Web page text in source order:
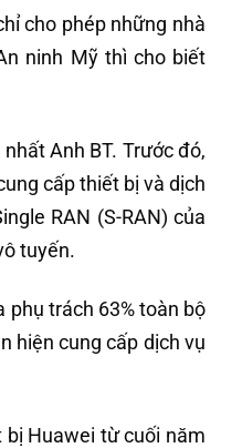
cho phép những nhà
ninh Mỹ thì cho biết
Anh BT. Trước đó,
cấp thiết bị và dịch
RAN (S-RAN) của
tuyến.
phụ trách 63% toàn bộ
hiện cung cấp dịch vụ
bị Huawei từ cuối năm